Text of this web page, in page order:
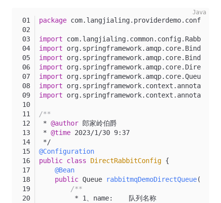
package com.langjialing.providerdemo.config;
import
import org.springframework.amqp.core.Binding;
import
import
import org.springframework.amqp.core.Queue;
import
import
/**
* @author 郎家岭伯爵
* @time 2023/1/30 9:37
*/
@Configuration
public class DirectRabbitConfig {
@Bean
public Queue rabbitmqDemoDirectQueue()
/**
         * 1、name:    队列名称